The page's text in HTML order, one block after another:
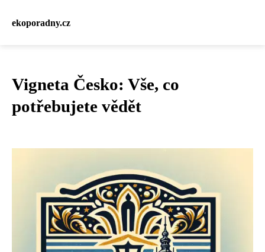
ekoporadny.cz
Vigneta Česko: Vše, co
potřebujete vědět